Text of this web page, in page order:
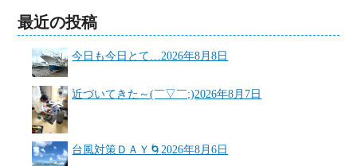
最近の投稿
今日も今日とて… 2026年8月8日
近づいてきた～(￣▽￣;)2026年8月7日
台風対策ＤＡＹ🌀 2026年8月6日